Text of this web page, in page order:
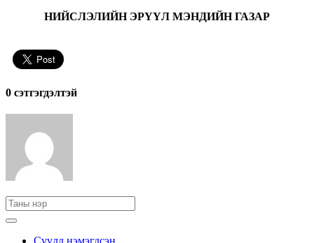
НИЙСЛЭЛИЙН ЭРҮҮЛ МЭНДИЙН ГАЗАР
0 cэтгэгдэлтэй